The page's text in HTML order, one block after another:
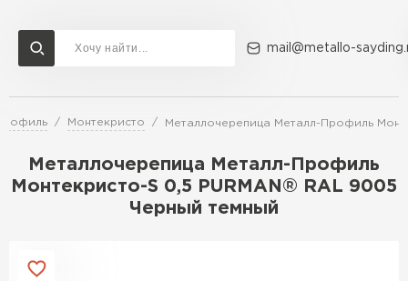
mail@metallo-
Монтекристо Металлочерепица Металл-Профиль
Металлочерепица Металл-Профиль
Монтекристо-S 0,5 PURMAN® RAL 9005
Черный темный
Доставка и оплата Акции О компании Контакты
Перейти в каталог